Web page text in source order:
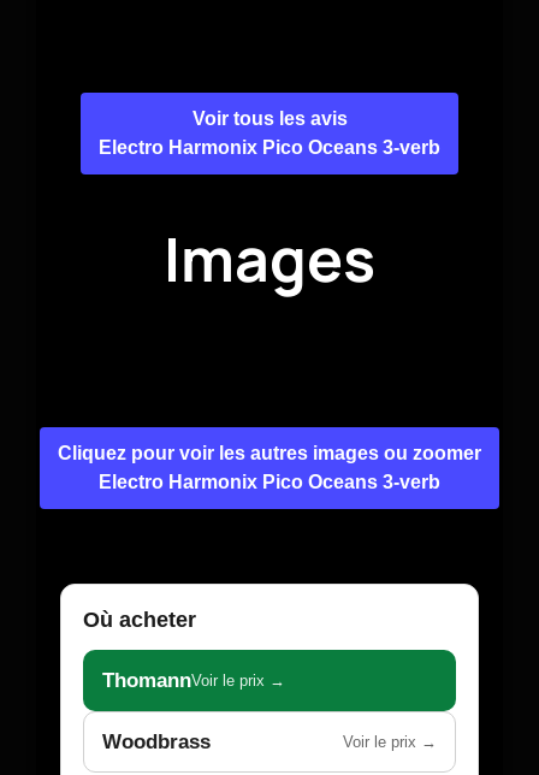
Voir tous les avis
Electro Harmonix Pico Oceans 3-verb
Images
Cliquez pour voir les autres images ou zoomer
Electro Harmonix Pico Oceans 3-verb
Où acheter
ThomannVoir le prix →
Woodbrass Voir le prix →